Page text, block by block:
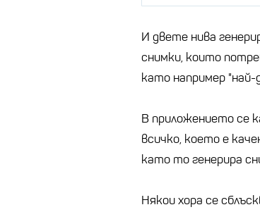
И двете нива
снимки, които
като например "най-
В приложението се
всичко, което е
като то генерира
Някои хора се